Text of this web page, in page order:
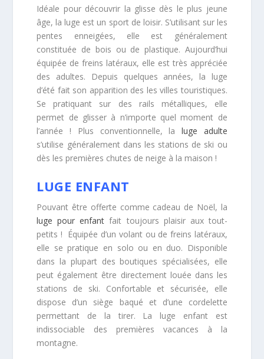
Idéale pour découvrir la glisse dès le plus jeune
âge, la luge est un sport de loisir. S’utilisant sur les
pentes enneigées, elle est généralement
constituée de bois ou de plastique. Aujourd’hui
équipée de freins latéraux, elle est très appréciée
des adultes. Depuis quelques années, la luge
d’été fait son apparition des les villes touristiques.
Se pratiquant sur des rails métalliques, elle
permet de glisser à n’importe quel moment de
l’année ! Plus conventionnelle, la luge adulte
s’utilise généralement dans les stations de ski ou
dès les premières chutes de neige à la maison !
LUGE ENFANT
Pouvant être offerte comme cadeau de Noël, la
luge pour enfant fait toujours plaisir aux tout-
petits ! Équipée d’un volant ou de freins latéraux,
elle se pratique en solo ou en duo. Disponible
dans la plupart des boutiques spécialisées, elle
peut également être directement louée dans les
stations de ski. Confortable et sécurisée, elle
dispose d’un siège baqué et d’une cordelette
permettant de la tirer. La luge enfant est
indissociable des premières vacances à la
montagne.